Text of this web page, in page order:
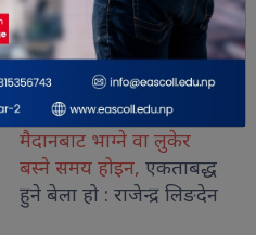
मैदानबाट भाग्ने वा लुकेर
बस्ने समय होइन, एकताबद्ध
हुने बेला हो : राजेन्द्र लिङदेन